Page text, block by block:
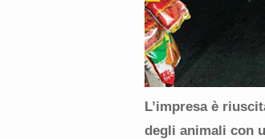
L’impresa è
degli animali con